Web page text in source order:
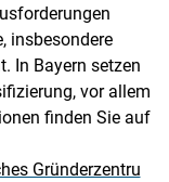
insbesondere
In Bayern setzen
vor allem
finden Sie auf
Gründerzentru